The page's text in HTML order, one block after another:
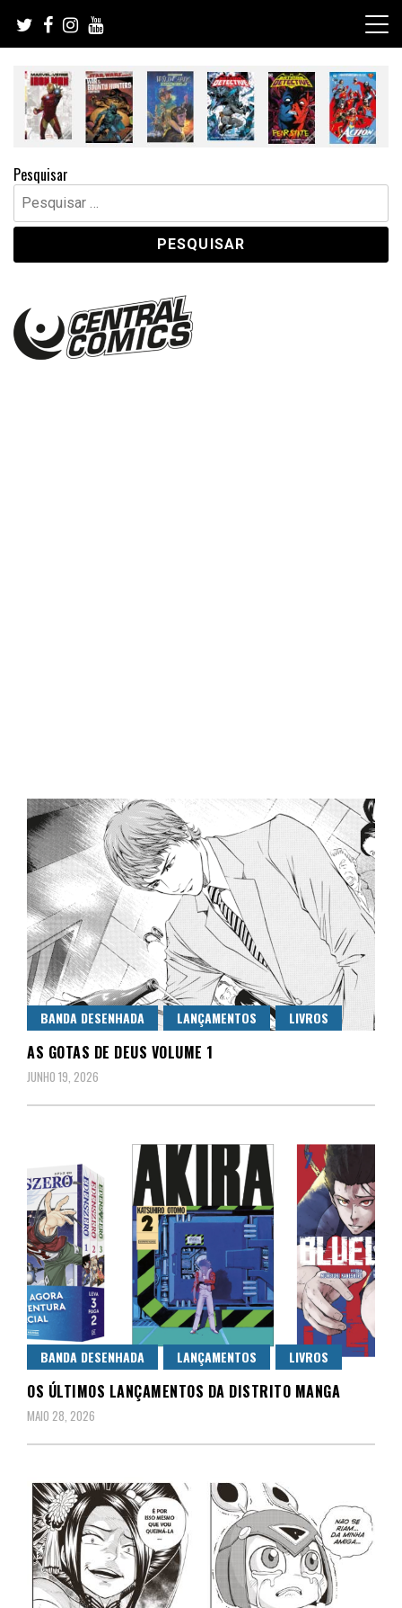
content
Pesquisar
Pesquisar
por:
Central Comics
BANDA DESENHADA LANÇAMENTOS LIVROS
AS GOTAS DE DEUS VOLUME 1
JUNHO 19, 2026
BANDA DESENHADA LANÇAMENTOS LIVROS
OS ÚLTIMOS LANÇAMENTOS DA DISTRITO MANGA
MAIO 28, 2026